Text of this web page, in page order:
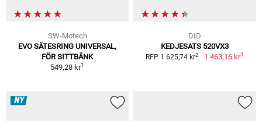
SW-Motech
EVO SÄTESRING UNIVERSAL,
FÖR SITTBÄNK
549,28 kr1
DID
KEDJESATS 520VX3
RFP 1 625,74 kr2 1 463,16 kr1
NY